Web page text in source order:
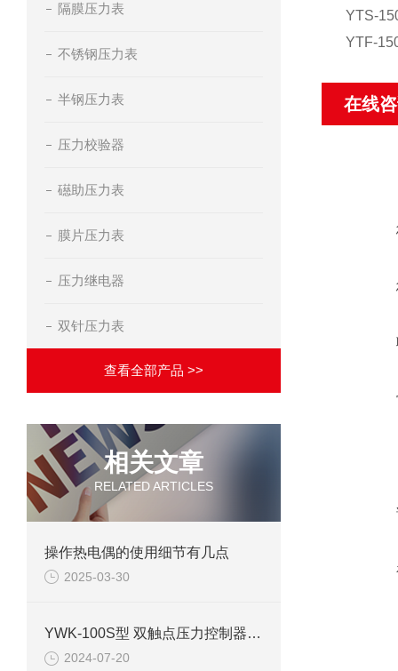
隔膜压力表
不锈钢压力表
半钢压力表
压力校验器
礠助压力表
膜片压力表
压力继电器
双针压力表
查看全部产品 >>
相关文章
RELATED ARTICLES
操作热电偶的使用细节有几点
2025-03-30
YWK-100S型 双触点压力控制器技术参数介绍
2024-07-20
YTS-
YTF-
在线